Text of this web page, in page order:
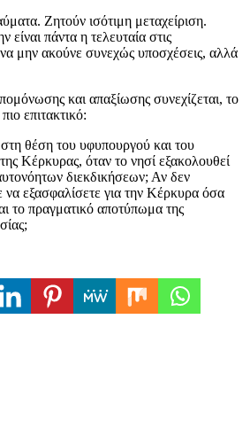
Ζητούν ισότιμη μεταχείριση.
πάντα η τελευταία στις
μην ακούνε συνεχώς υποσχέσεις, αλλά
και απαξίωσης συνεχίζεται, το
επιτακτικό:
θέση του υφυπουργού και του
Κέρκυρας, όταν το νησί εξακολουθεί
διεκδικήσεων; Αν δεν
να εξασφαλίσετε για την Κέρκυρα όσα
το πραγματικό αποτύπωμα της